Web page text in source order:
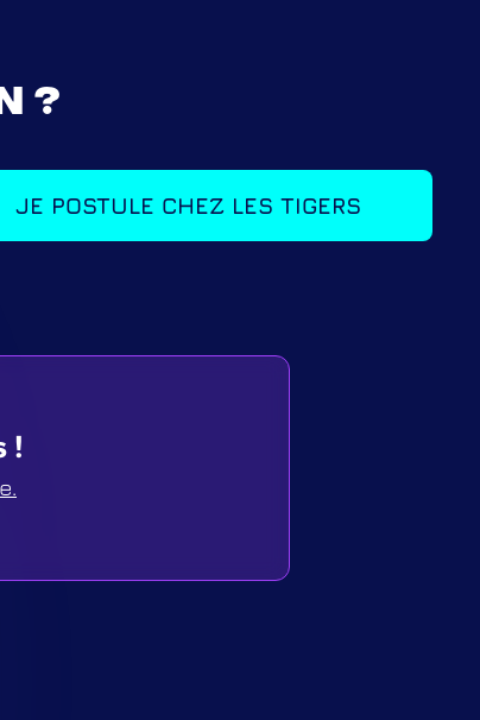
?
JE POSTULE CHEZ LES TIGERS
!